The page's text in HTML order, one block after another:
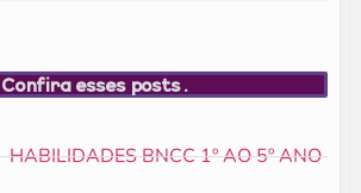
Confira esses posts.
HABILIDADES BNCC 1º AO 5º ANO